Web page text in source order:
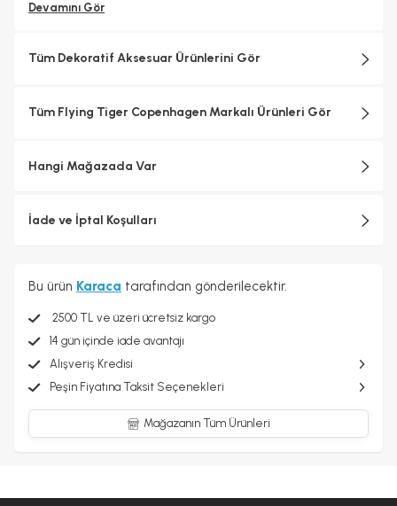
Devamını Gör
Tüm Dekoratif Aksesuar Ürünlerini Gör
Tüm Flying Tiger Copenhagen Markalı Ürünleri Gör
Hangi Mağazada Var
İade ve İptal Koşulları
Bu ürün Karaca tarafından gönderilecektir.
2500 TL ve üzeri ücretsiz kargo
14 gün içinde iade avantajı
Alışveriş Kredisi
Peşin Fiyatına Taksit Seçenekleri
Mağazanın Tüm Ürünleri